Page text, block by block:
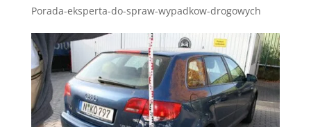
Porada-eksperta-do-spraw-wypadkow-drogowych